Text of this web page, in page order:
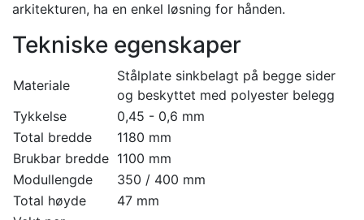
arkitekturen, ha en enkel løsning for hånden.
Tekniske egenskaper
Materiale
Stålplate sinkbelagt på begge sider
og beskyttet med polyester belegg
Tykkelse
0,45 - 0,6 mm
Total bredde
1180 mm
Brukbar bredde 1100 mm
Modullengde
350 / 400 mm
Total høyde
47 mm